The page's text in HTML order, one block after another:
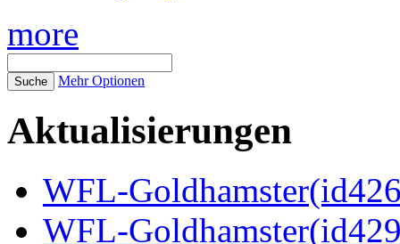
more
Mehr Optionen
Aktualisierungen
WFL-
WFL-